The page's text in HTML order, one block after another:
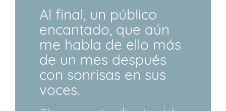
Al final, un público
encantado, que aún
me habla de ello más
de un mes después
con sonrisas en sus
voces.